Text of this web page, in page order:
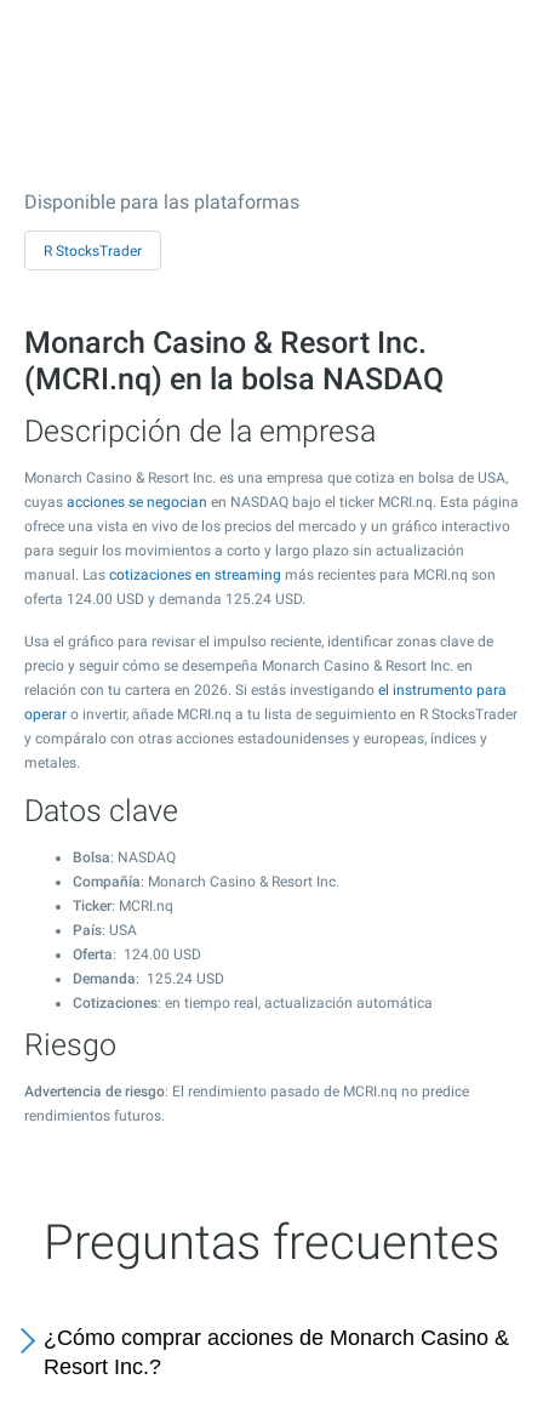
Disponible para las plataformas
R StocksTrader
Monarch Casino & Resort Inc.
(MCRI.nq) en la bolsa NASDAQ
Descripción de la empresa
Monarch Casino & Resort Inc. es una empresa que cotiza en bolsa de USA,
cuyas acciones se negocian en NASDAQ bajo el ticker MCRI.nq. Esta página
ofrece una vista en vivo de los precios del mercado y un gráfico interactivo
para seguir los movimientos a corto y largo plazo sin actualización
manual. Las cotizaciones en streaming más recientes para MCRI.nq son
oferta 124.00 USD y demanda 125.24 USD.
Usa el gráfico para revisar el impulso reciente, identificar zonas clave de
precio y seguir cómo se desempeña Monarch Casino & Resort Inc. en
relación con tu cartera en 2026. Si estás investigando el instrumento para
operar o invertir, añade MCRI.nq a tu lista de seguimiento en R StocksTrader
y compáralo con otras acciones estadounidenses y europeas, índices y
metales.
Datos clave
Bolsa: NASDAQ
Compañía: Monarch Casino & Resort Inc.
Ticker: MCRI.nq
País: USA
Oferta: 124.00 USD
Demanda: 125.24 USD
Cotizaciones: en tiempo real, actualización automática
Riesgo
Advertencia de riesgo: El rendimiento pasado de MCRI.nq no predice
rendimientos futuros.
Preguntas frecuentes
¿Cómo comprar acciones de Monarch Casino &
Resort Inc.?